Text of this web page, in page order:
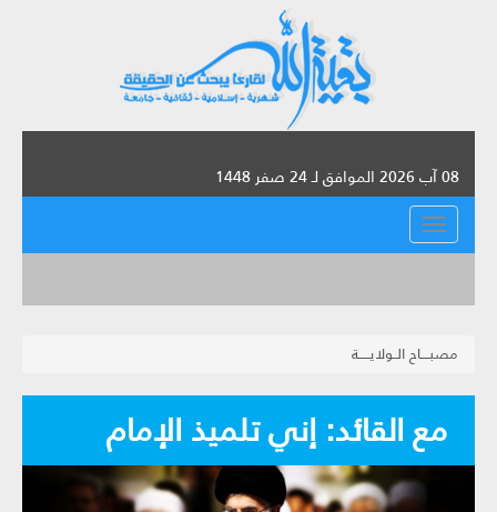
08 آب 2026 الموافق لـ 24 صفر 1448
القائمة
مصبــــاح الــولايـــــة
مع القائد: إني تلميذ الإمام